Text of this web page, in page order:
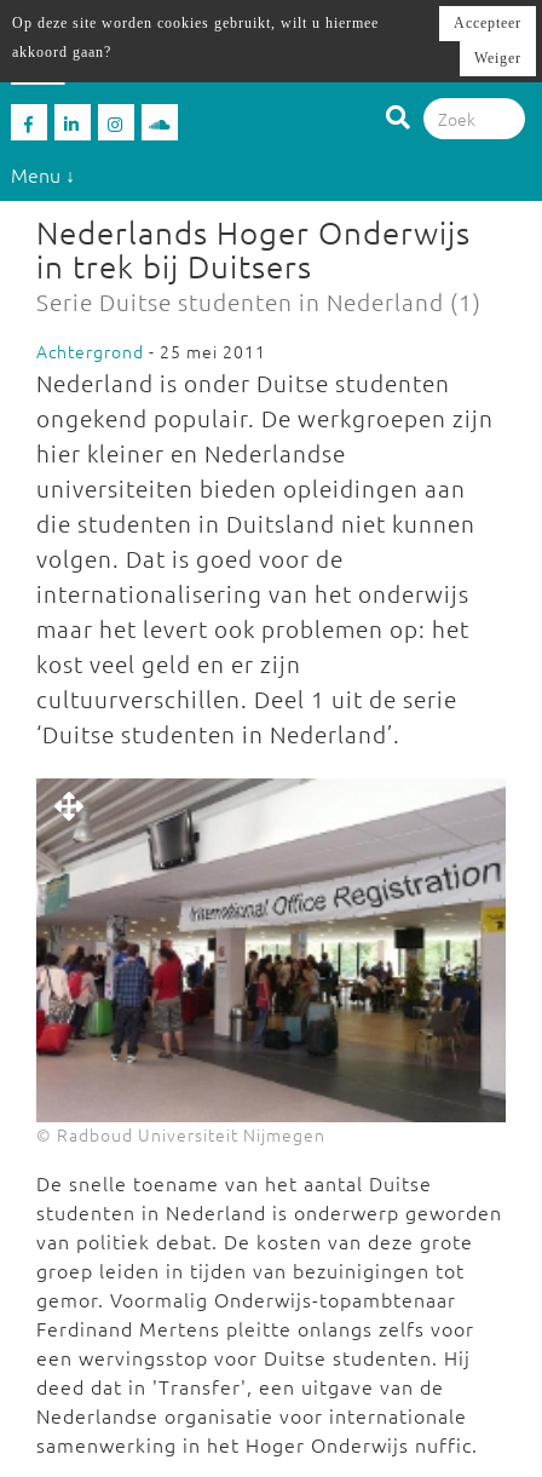
Menu ↓
Nederlands Hoger Onderwijs
in trek bij Duitsers
Serie Duitse studenten in Nederland (1)
Achtergrond - 25 mei 2011
Nederland is onder Duitse studenten
ongekend populair. De werkgroepen zijn
hier kleiner en Nederlandse
universiteiten bieden opleidingen aan
die studenten in Duitsland niet kunnen
volgen. Dat is goed voor de
internationalisering van het onderwijs
maar het levert ook problemen op: het
kost veel geld en er zijn
cultuurverschillen. Deel 1 uit de serie
‘Duitse studenten in Nederland’.
© Radboud Universiteit Nijmegen
De snelle toename van het aantal Duitse
studenten in Nederland is onderwerp geworden
van politiek debat. De kosten van deze grote
groep leiden in tijden van bezuinigingen tot
gemor. Voormalig Onderwijs-topambtenaar
Ferdinand Mertens pleitte onlangs zelfs voor
een wervingsstop voor Duitse studenten. Hij
deed dat in 'Transfer', een uitgave van de
Nederlandse organisatie voor internationale
samenwerking in het Hoger Onderwijs nuffic.
Op deze site worden cookies gebruikt, wilt u hiermee
akkoord gaan?
Accepteer
Weiger